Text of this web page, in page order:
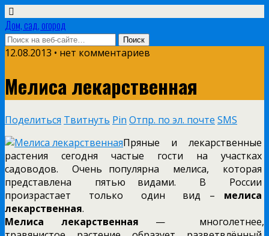
Дом, сад, огород
12.08.2013 • нет комментариев
Мелиса лекарственная
Поделиться Твитнуть Pin Отпр. по эл. почте SMS
Пряные и лекарственные
растения сегодня частые гости на участках
садоводов. Очень популярна мелиса, которая
представлена пятью видами. В России
произрастает только один вид – мелиса
лекарственная.
Мелиса лекарственная — многолетнее,